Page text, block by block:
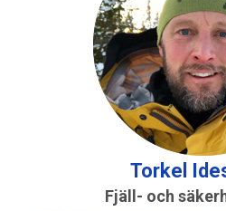
Torkel
Fjäll- och